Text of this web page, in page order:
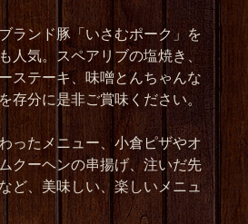
ランド豚「いさむポーク」を
人気。スペアリブの塩焼き、
ステーキ、味噌とんちゃんな
存分に是非ご賞味ください。
ったメニュー、小倉ピザやオ
クーヘンの串揚げ、注いだ先
ど、美味しい、楽しいメニュ